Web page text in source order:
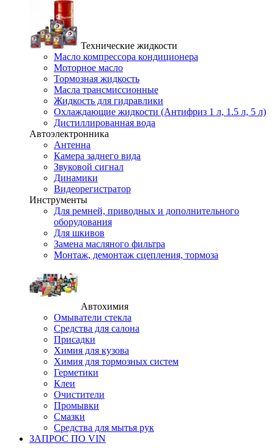
Технические жидкости
Масло компрессора кондиционера
Моторное масло
Тормозная жидкость
Масла трансмиссионные
Жидкость для гидравлики
Охлаждающие жидкости (Антифриз 1 л, 1.5 л, 5 л)
Дистиллированная вода
Автоэлектронника
Антенна
Камера заднего вида
Звуковой сигнал
Динамики
Видеорегистратор
Инструменты
Для ремней, приводных и дополнительного
оборудования
Для шкивов
Замена масляного фильтра
Монтаж, демонтаж сцепления, тормоза
Автохимия
Омыватели стекла
Средства для салона
Присадки
Химия для кузова
Химия для тормозных систем
Герметики
Клеи
Очистители
Промывки
Смазки
Средства для мытья рук
ЗАПРОС ПО VIN